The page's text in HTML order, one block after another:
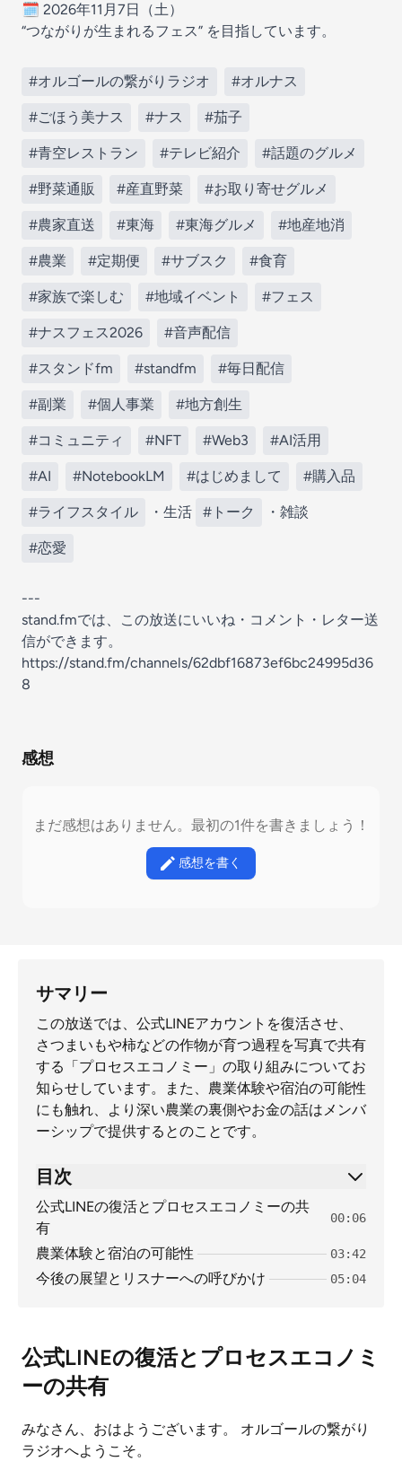
🗓 2026年11月7日（土）
“つながりが生まれるフェス” を目指しています。
#オルゴールの繋がりラジオ #オルナス
#ごほう美ナス #ナス #茄子
#青空レストラン #テレビ紹介 #話題のグルメ
#野菜通販 #産直野菜 #お取り寄せグルメ
#農家直送 #東海 #東海グルメ #地産地消
#農業 #定期便 #サブスク #食育
#家族で楽しむ #地域イベント #フェス
#ナスフェス2026 #音声配信
#スタンドfm #standfm #毎日配信
#副業 #個人事業 #地方創生
#コミュニティ #NFT #Web3 #AI活用
#AI #NotebookLM #はじめまして #購入品
#ライフスタイル ・生活 #トーク ・雑談
#恋愛
---
stand.fmでは、この放送にいいね・コメント・レター送
信ができます。
https://stand.fm/channels/62dbf16873ef6bc24995d36
8
感想
まだ感想はありません。最初の1件を書きましょう！
感想を書く
サマリー
この放送では、公式LINEアカウントを復活させ、
さつまいもや柿などの作物が育つ過程を写真で共有
する「プロセスエコノミー」の取り組みについてお
知らせしています。また、農業体験や宿泊の可能性
にも触れ、より深い農業の裏側やお金の話はメンバ
ーシップで提供するとのことです。
目次
公式LINEの復活とプロセスエコノミーの共
有
00:06
農業体験と宿泊の可能性 03:42
今後の展望とリスナーへの呼びかけ 05:04
公式LINEの復活とプロセスエコノミ
ーの共有
みなさん、おはようございます。 オルゴールの繋がり
ラジオへようこそ。